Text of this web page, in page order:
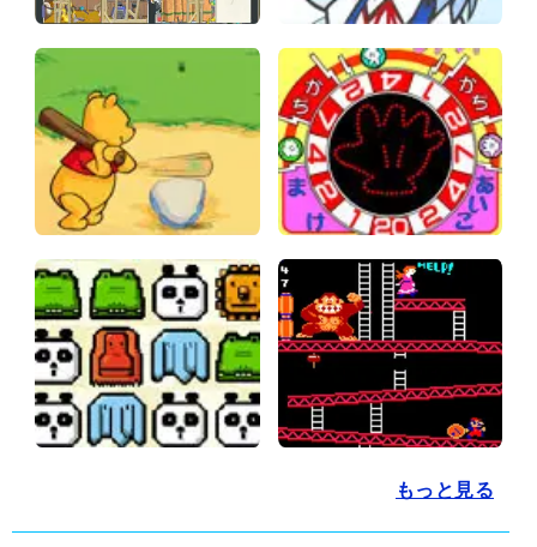
もっと見る